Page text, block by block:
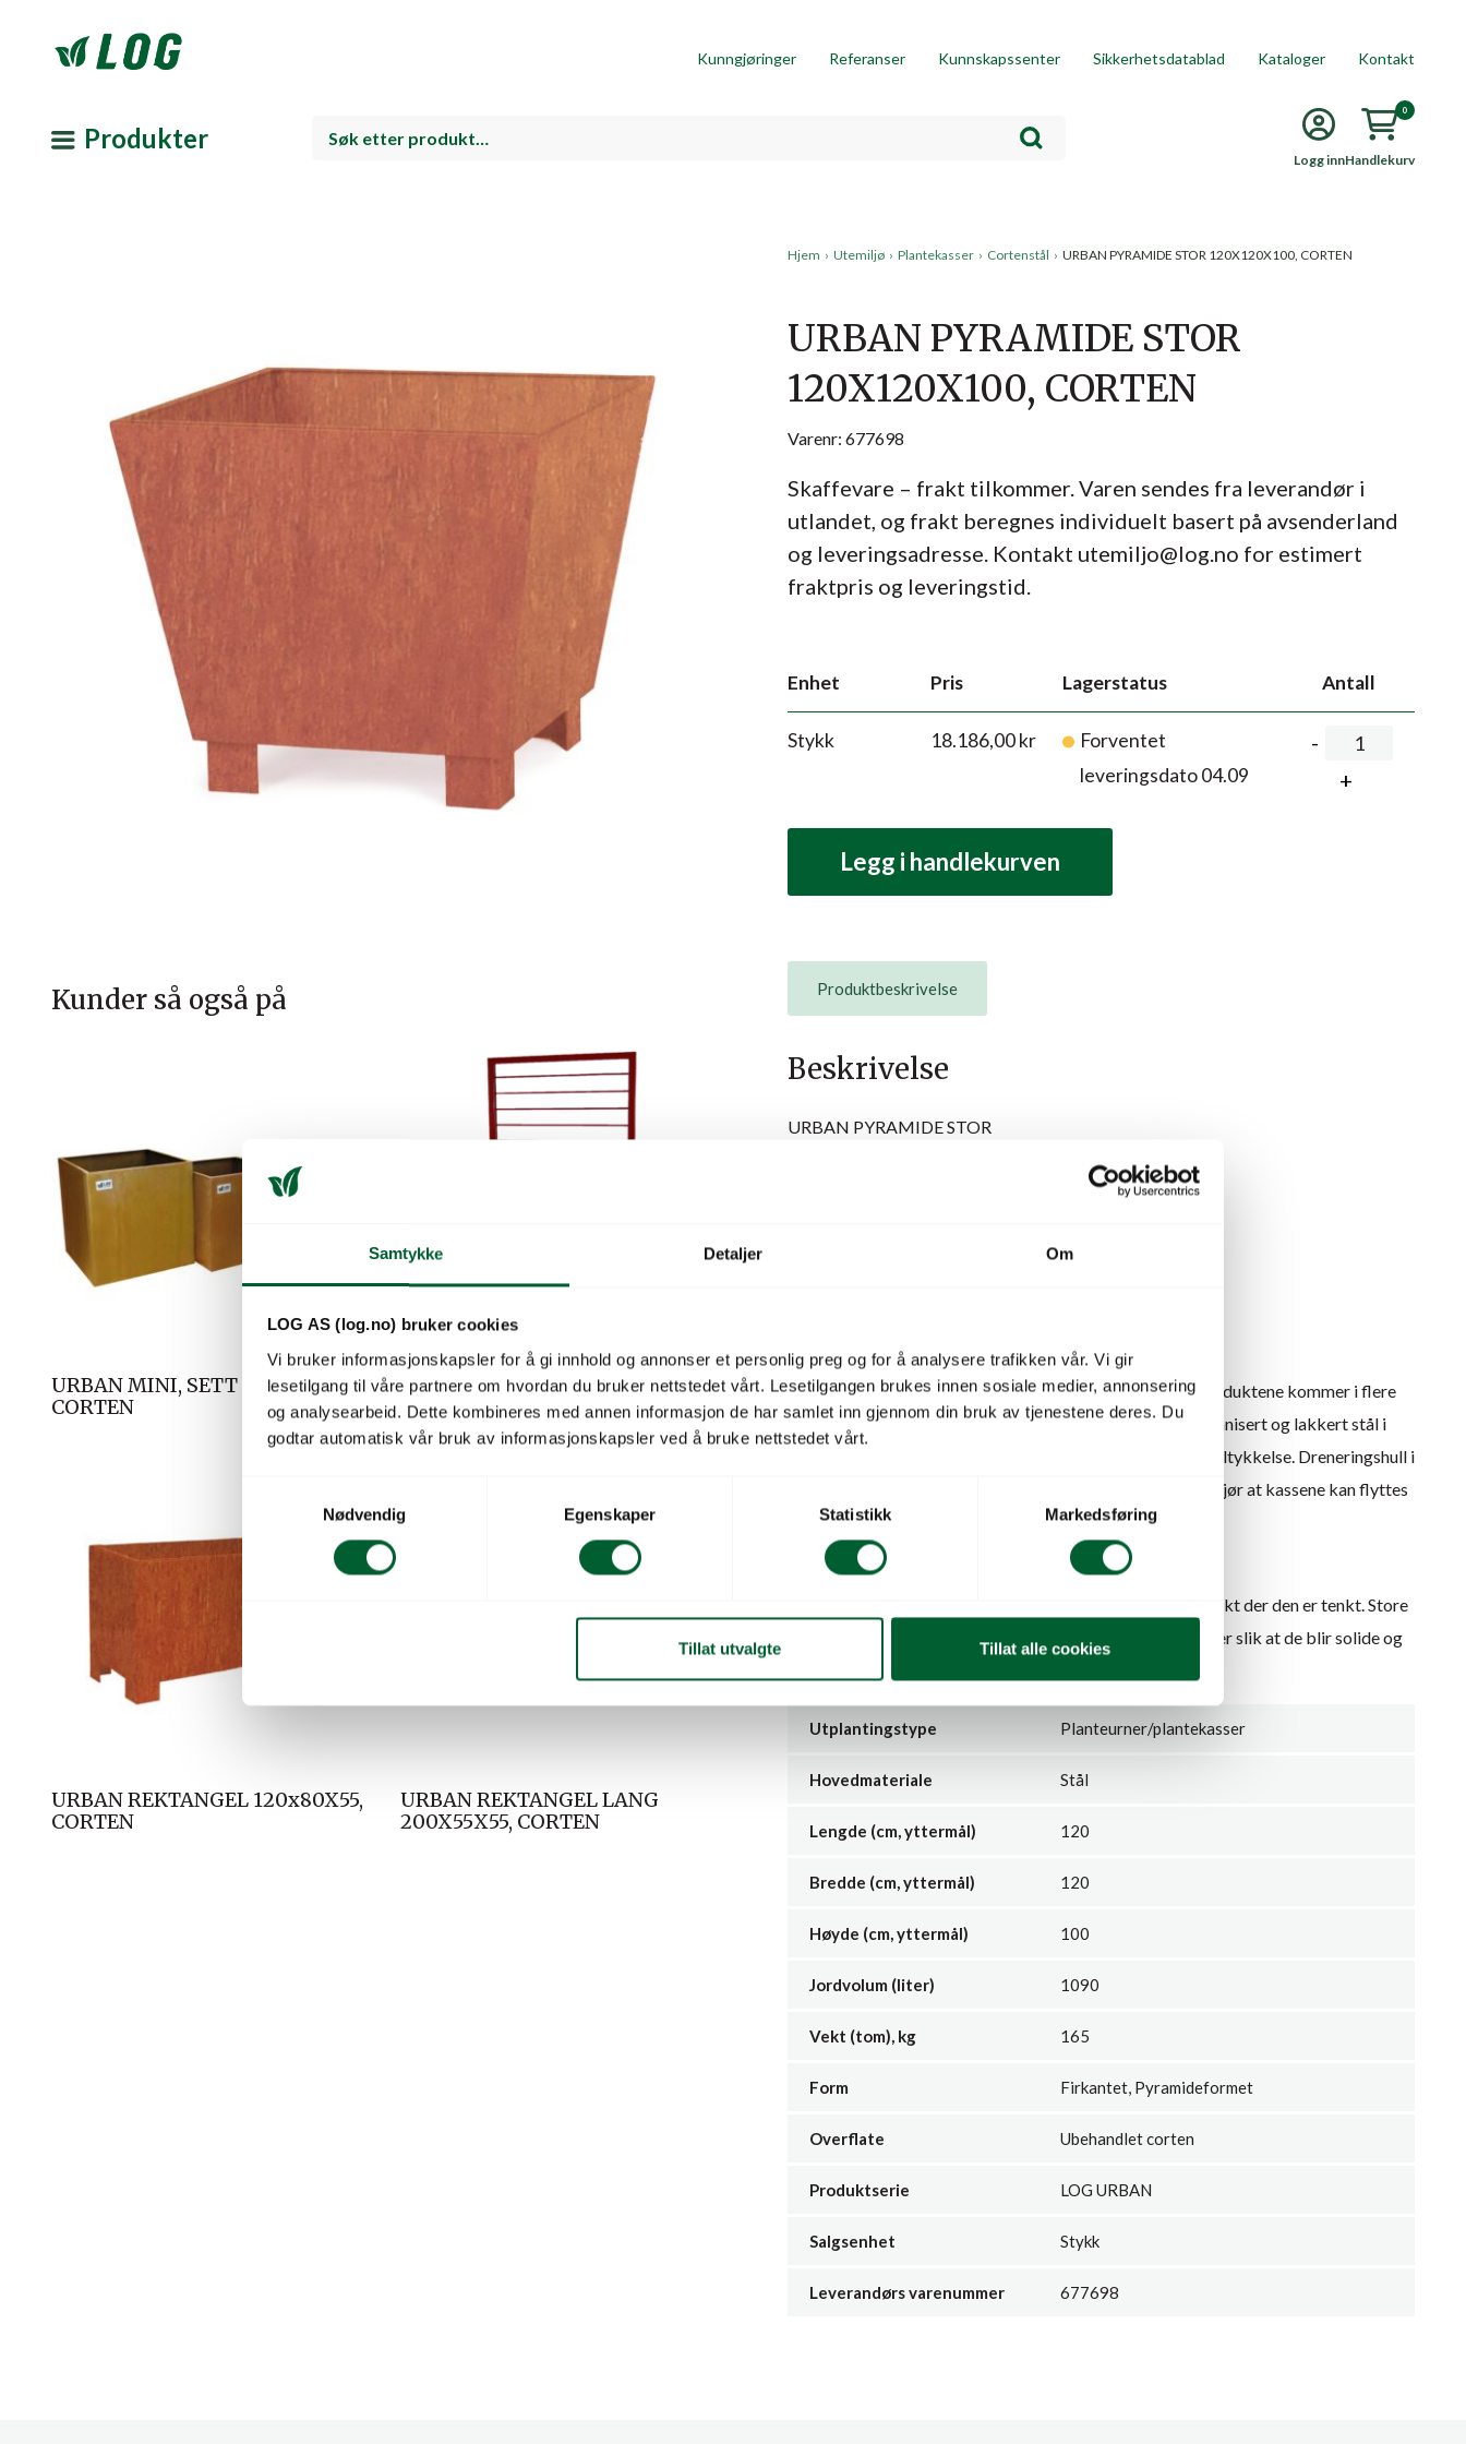
Samtykke Detaljer Om
LOG AS (log.no) bruker cookies
Vi bruker informasjonskapsler for å gi innhold og annonser et personlig preg og for å analysere trafikken vår. Vi gir
lesetilgang til våre partnere om hvordan du bruker nettstedet vårt. Lesetilgangen brukes innen sosiale medier, annonsering
og analysearbeid. Dette kombineres med annen informasjon de har samlet inn gjennom din bruk av tjenestene deres. Du
godtar automatisk vår bruk av informasjonskapsler ved å bruke nettstedet vårt.
m
e
v
Nødvendig Egenskaper Statistikk Markedsføring
Tillat utvalgte Tillat alle cookies
Kunngjøringer Referanser Kunnskapssenter Sikkerhetsdatablad Kataloger Kontakt
Produkter
Logg innHandlekurv
0
Kunder så også på
URBAN MINI, SETT 3 STK,
CORTEN
URBAN OCTAGON CLIMB FRI
RAL 120X60X60
URBAN REKTANGEL 120x80X55,
CORTEN
URBAN REKTANGEL LANG
200X55X55, CORTEN
Hjem › Utemiljø › Plantekasser › Cortenstål › URBAN PYRAMIDE STOR 120X120X100, CORTEN
URBAN PYRAMIDE STOR
120X120X100, CORTEN
Varenr: 677698
Skaffevare – frakt tilkommer. Varen sendes fra leverandør i
utlandet, og frakt beregnes individuelt basert på avsenderland
og leveringsadresse. Kontakt utemiljo@log.no for estimert
fraktpris og leveringstid.
Enhet Pris Lagerstatus Antall
Stykk 18.186,00kr
Forventet
leveringsdato 04.09
Legg i handlekurven
Produktbeskrivelse
Beskrivelse
URBAN PYRAMIDE STOR
URBAN-SERIEN
Populær serie med stilren og kostnadseffektiv løsning. Produktene kommer i flere
utførelser: enten som cortenstål, galvanisert stål eller galvanisert og lakkert stål i
valgfri RAL-kode. Alle modeller har som standard 3 mm ståltykkelse. Dreneringshull i
bunnen. Solid, sveiset understell, samt god høyde på bena gjør at kassene kan flyttes
enkelt også når de er fulle med jord.
SKREDDERSYDDE LØSNINGER
Urban serien leveres etter dine mål, slik at den passer perfekt der den er tenkt. Store
plantekasser kan produseres som èn enhet med avstivninger slik at de blir solide og
Utplantingstype Planteurner/plantekasser
Hovedmateriale Stål
Lengde (cm, yttermål) 120
Bredde (cm, yttermål) 120
Høyde (cm, yttermål) 100
Jordvolum (liter) 1090
Vekt (tom), kg 165
Form Firkantet, Pyramideformet
Overflate Ubehandlet corten
Produktserie LOG URBAN
Salgsenhet Stykk
Leverandørs varenummer 677698